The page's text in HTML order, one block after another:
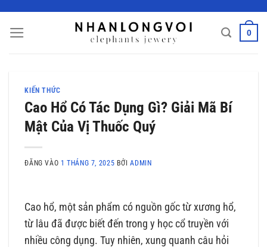
nội
0
KIẾN THỨC
Cao Hổ Có Tác Dụng Gì? Giải Mã Bí
Mật Của Vị Thuốc Quý
ĐĂNG VÀO 1 THÁNG 7, 2025 BỞIADMIN
Cao hổ, một sản phẩm có nguồn gốc từ xương hổ,
từ lâu đã được biết đến trong y học cổ truyền với
nhiều công dụng. Tuy nhiên, xung quanh câu hỏi